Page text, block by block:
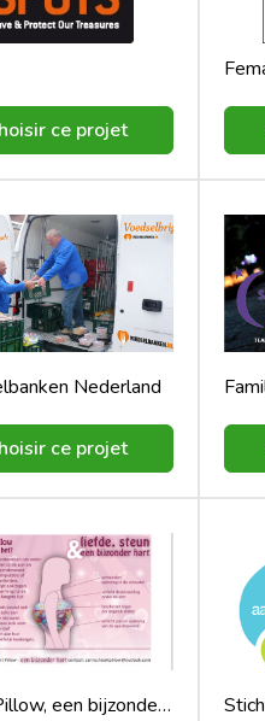
ce projet
Nederland
ce projet
Heart Pillow, een bijzonder hart